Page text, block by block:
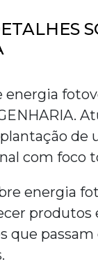
energia
de
com foco
energia
que